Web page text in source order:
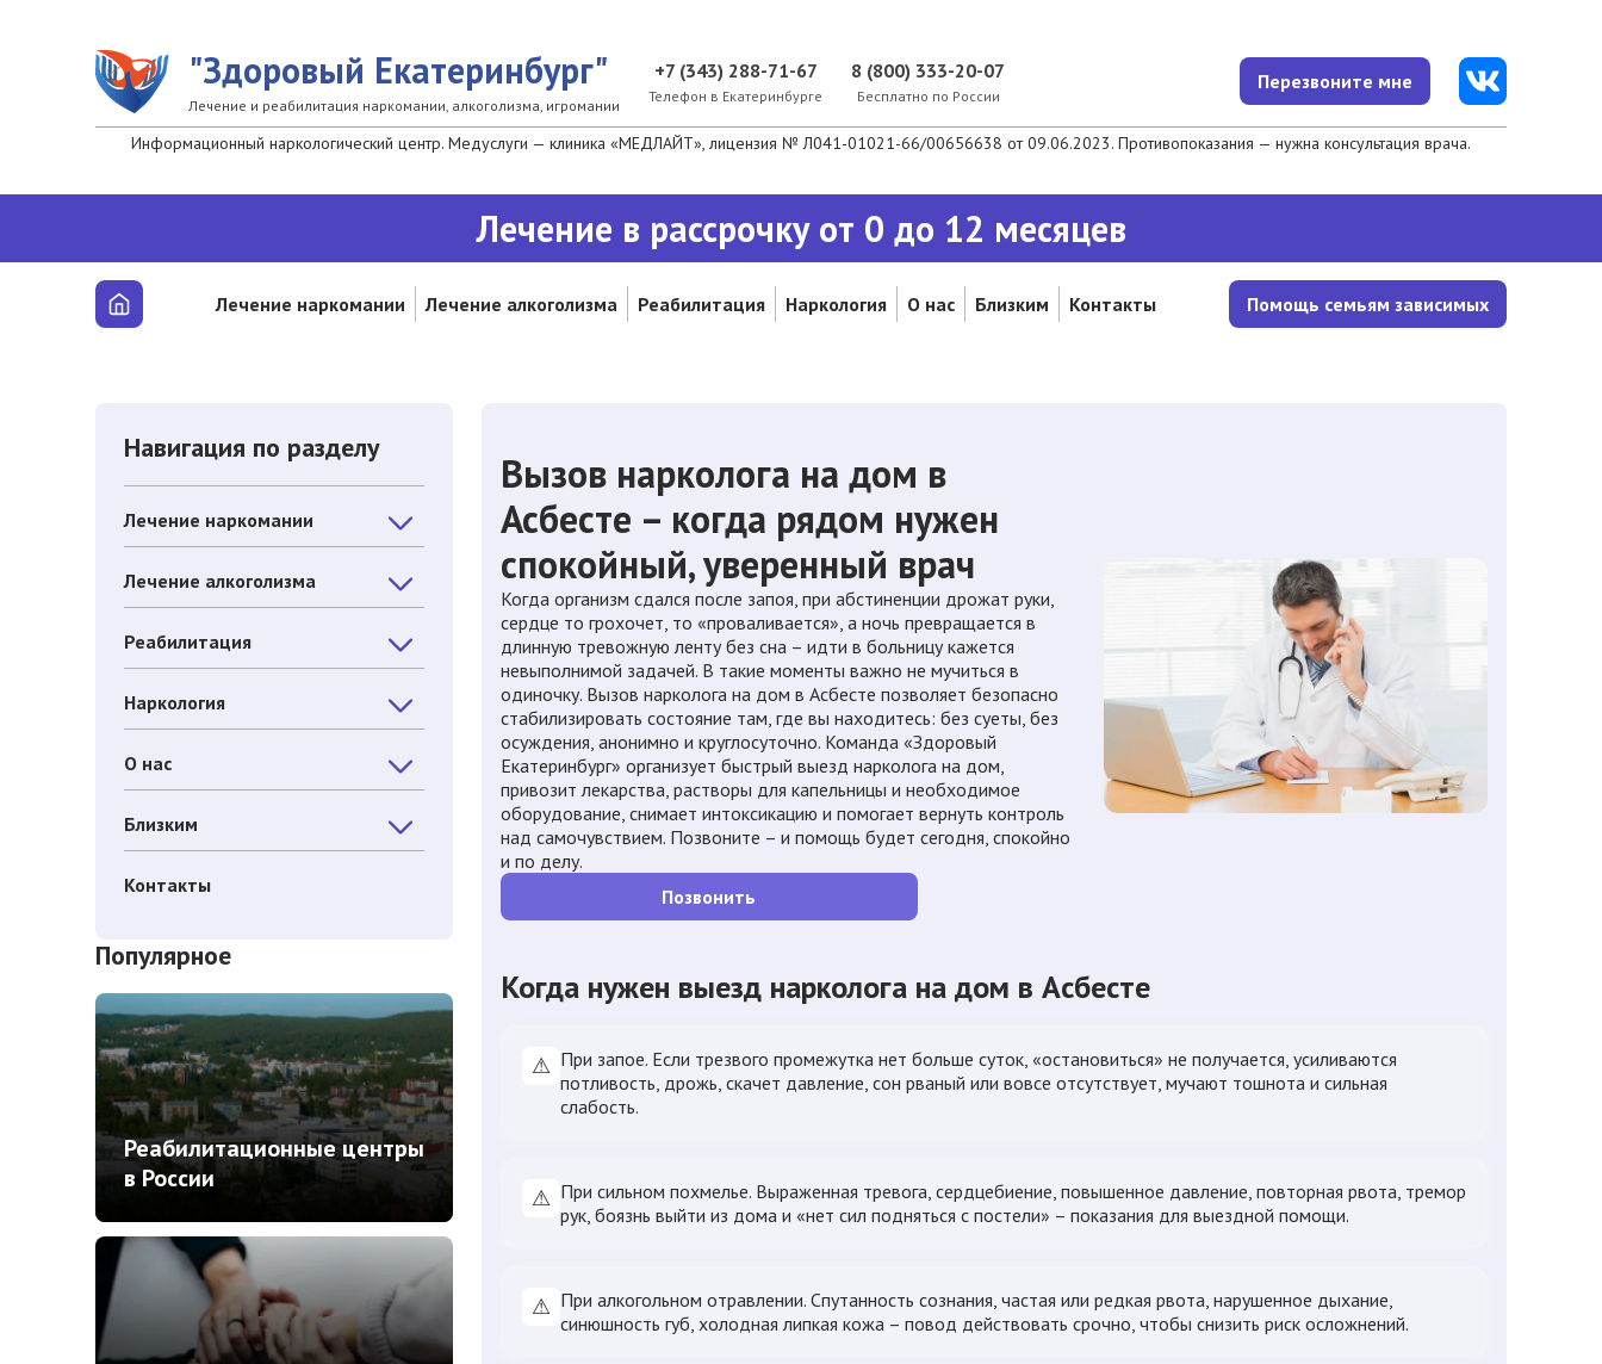
"Здоровый Екатеринбург"
Лечение и реабилитация наркомании, алкоголизма, игромании
+7 (343) 288-71-67
Телефон в Екатеринбурге
8 (800) 333-20-07
Бесплатно по России
Перезвоните мне
Информационный наркологический центр. Медуслуги — клиника «МЕДЛАЙТ», лицензия № Л041-01021-66/00656638 от 09.06.2023. Противопоказания — нужна консультация врача.
Лечение в рассрочку от 0 до 12 месяцев
Лечение наркомании Лечение алкоголизма Реабилитация Наркология О нас Близким Контакты Помощь семьям зависимых
Навигация по разделу
Лечение наркомании
Лечение алкоголизма
Реабилитация
Наркология
О нас
Близким
Контакты
Популярное
Реабилитационные центры
в России
Вызов нарколога на дом в
Асбесте – когда рядом нужен
спокойный, уверенный врач
Когда организм сдался после запоя, при абстиненции дрожат руки,
сердце то грохочет, то «проваливается», а ночь превращается в
длинную тревожную ленту без сна – идти в больницу кажется
невыполнимой задачей. В такие моменты важно не мучиться в
одиночку. Вызов нарколога на дом в Асбесте позволяет безопасно
стабилизировать состояние там, где вы находитесь: без суеты, без
осуждения, анонимно и круглосуточно. Команда «Здоровый
Екатеринбург» организует быстрый выезд нарколога на дом,
привозит лекарства, растворы для капельницы и необходимое
оборудование, снимает интоксикацию и помогает вернуть контроль
над самочувствием. Позвоните – и помощь будет сегодня, спокойно
и по делу.
Позвонить
Когда нужен выезд нарколога на дом в Асбесте
⚠ При запое. Если трезвого промежутка нет больше суток, «остановиться» не получается, усиливаются
потливость, дрожь, скачет давление, сон рваный или вовсе отсутствует, мучают тошнота и сильная
слабость.
⚠ При сильном похмелье. Выраженная тревога, сердцебиение, повышенное давление, повторная рвота, тремор
рук, боязнь выйти из дома и «нет сил подняться с постели» – показания для выездной помощи.
⚠ При алкогольном отравлении. Спутанность сознания, частая или редкая рвота, нарушенное дыхание,
синюшность губ, холодная липкая кожа – повод действовать срочно, чтобы снизить риск осложнений.